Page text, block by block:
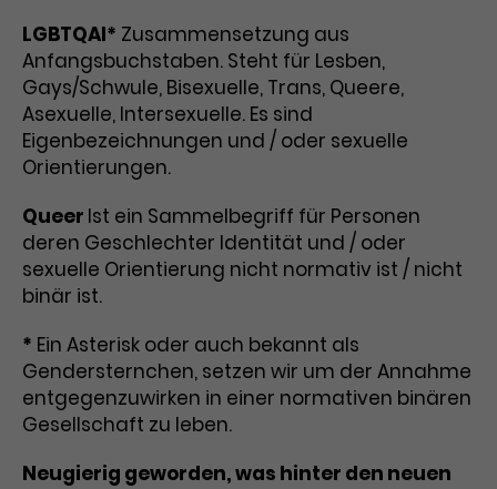
Anbieter Google Analytics
Laufzeit 1 Minute
Zweck
Das ist ein von Google Analytics
gesetztes Cookie. Bestimmte
Daten werden nur maximal einmal
gesendet. Solange es gesetzt ist,
werden bestimmte
Datenübertragungen
Laufzeit
Zweck
Dieses Cookie wird verwendet, um
Nutzerinteraktionen mit
Werbeanzeigen zu messen und
Remarketing-Funktionen
bereitzustellen.
Name IDE
Laufzeit 1 Jahr
Zweck
Dieses Cookie dient der Anzeige
misst die Wirksamkeit von
LGBTQAI* Zusammensetzung aus
Anfangsbuchstaben. Steht für Lesben,
Gays/Schwule, Bisexuelle, Trans, Queere,
Asexuelle, Intersexuelle. Es sind
Eigenbezeichnungen und / oder sexuelle
Orientierungen.
Queer Ist ein Sammelbegriff für Personen
deren Geschlechter Identität und / oder
sexuelle Orientierung nicht normativ ist / nicht
binär ist.
* Ein Asterisk oder auch bekannt als
Gendersternchen, setzen wir um der Annahme
entgegenzuwirken in einer normativen binären
Gesellschaft zu leben.
Neugierig geworden, was hinter den neuen